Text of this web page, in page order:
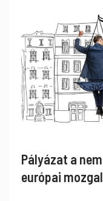
Pályázat a
európai